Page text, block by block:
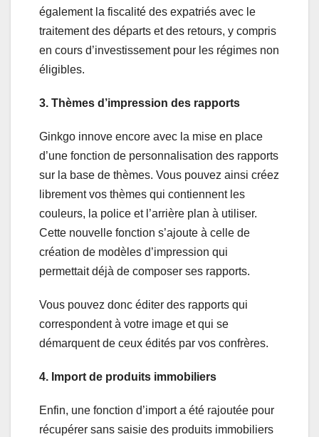
également la fiscalité des expatriés avec le
traitement des départs et des retours, y compris
en cours d’investissement pour les régimes non
éligibles.
3. Thèmes d’impression des rapports
Ginkgo innove encore avec la mise en place
d’une fonction de personnalisation des rapports
sur la base de thèmes. Vous pouvez ainsi créez
librement vos thèmes qui contiennent les
couleurs, la police et l’arrière plan à utiliser.
Cette nouvelle fonction s’ajoute à celle de
création de modèles d’impression qui
permettait déjà de composer ses rapports.
Vous pouvez donc éditer des rapports qui
correspondent à votre image et qui se
démarquent de ceux édités par vos confrères.
4. Import de produits immobiliers
Enfin, une fonction d’import a été rajoutée pour
récupérer sans saisie des produits immobiliers